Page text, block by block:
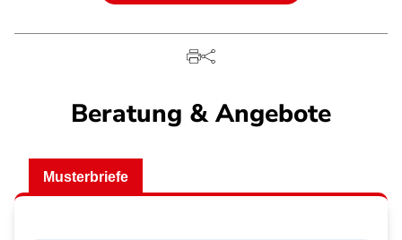
Beratung & Angebote
Musterbriefe